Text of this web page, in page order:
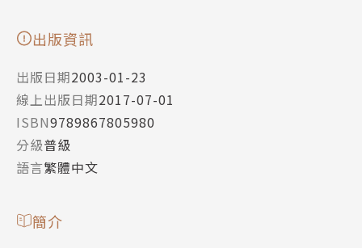
出版資訊
出版日期2003-01-23
線上出版日期2017-07-01
ISBN9789867805980
分級普級
語言繁體中文
簡介